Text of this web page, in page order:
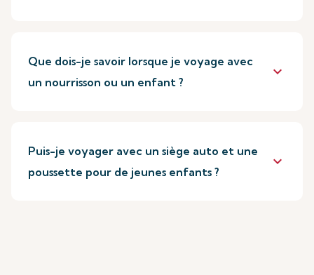
Que dois-je savoir lorsque je voyage avec
un nourrisson ou un enfant ?
keyboard_arrow_down
Puis-je voyager avec un siège auto et une
poussette pour de jeunes enfants ?
keyboard_arrow_down